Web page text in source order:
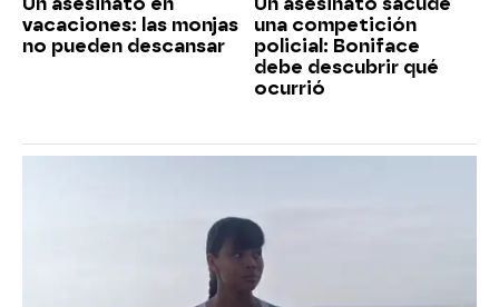
Un asesinato en
vacaciones: las monjas
no pueden descansar
Un asesinato sacude
una competición
policial: Boniface
debe descubrir qué
ocurrió